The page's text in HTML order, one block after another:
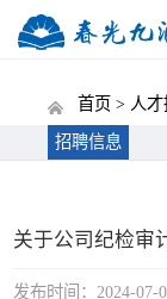
首页 > 人
招聘信息
关于公司纪检审
发布时间：2024-07-